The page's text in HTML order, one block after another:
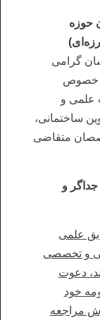
حوزه
گرامی
خصوص
علمی و
ساختمانی،
متقاضی
و
علمی
و تخصصی
دعوت
خود
آموزش مراجعه